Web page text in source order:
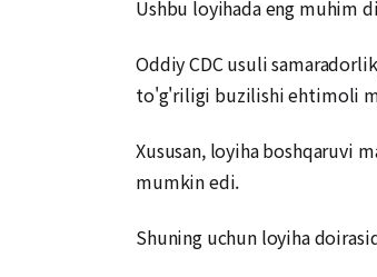
Ushbu loyihada eng muhim
Oddiy CDC usuli
to'g'riligi buzilishi ehtimoli
Xususan, loyiha boshqaruvi
mumkin edi.
Shuning uchun loyiha